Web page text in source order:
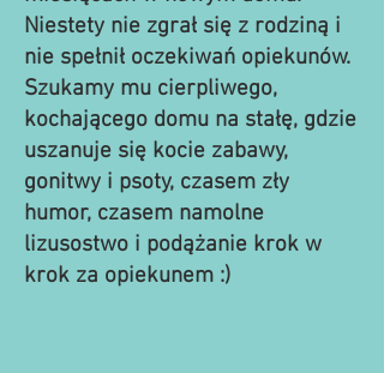
Niestety nie zgrał się z rodziną i
nie spełnił oczekiwań opiekunów.
Szukamy mu cierpliwego,
kochającego domu na stałę, gdzie
uszanuje się kocie zabawy,
gonitwy i psoty, czasem zły
humor, czasem namolne
lizusostwo i podążanie krok w
krok za opiekunem :)